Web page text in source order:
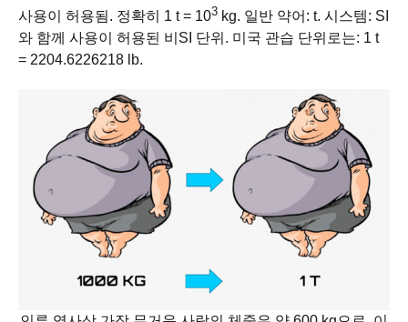
사용이 허용됨. 정확히 1 t = 103 kg. 일반 약어: t. 시스템: SI
와 함께 사용이 허용된 비SI 단위. 미국 관습 단위로는: 1 t
= 2204.6226218 lb.